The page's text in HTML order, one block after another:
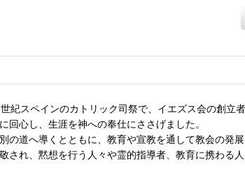
紀スペインのカトリック司祭で、イエズス会の創立
心し、生涯を神への奉仕にささげました。
の道へ導くとともに、教育や宣教を通して教会の発
され、黙想を行う人々や霊的指導者、教育に携わる